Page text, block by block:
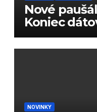
Nové
Koniec
NOVINKY